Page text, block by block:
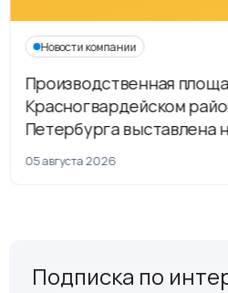
Новости компании
Производственная
Красногвардейском
Петербурга выставлена
рамках приватизации
05 августа 2026
Подписка по